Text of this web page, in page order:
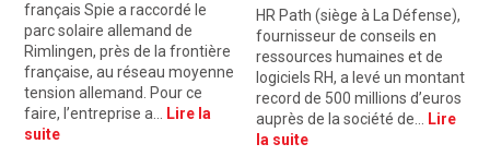
français Spie a raccordé le
parc solaire allemand de
Rimlingen, près de la frontière
française, au réseau moyenne
tension allemand. Pour ce
faire, l’entreprise a…
Lire la
suite
HR Path (siège à La Défense),
fournisseur de conseils en
ressources humaines et de
logiciels RH, a levé un montant
record de 500 millions d’euros
auprès de la société de…
Lire
la suite